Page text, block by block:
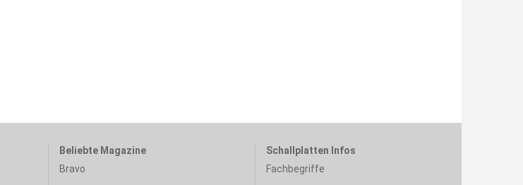
Beliebte Magazine
Bravo
Schallplatten Infos
Fachbegriffe